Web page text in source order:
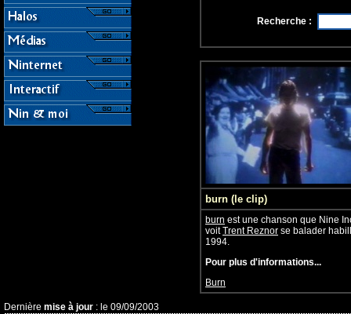
Recherche :
burn (le clip)
burn est une chanson que Nine
voitTrent Reznor se balader
1994.
Pour plus d'informations...
Burn
Dernière mise à jour : le 09/09/2003